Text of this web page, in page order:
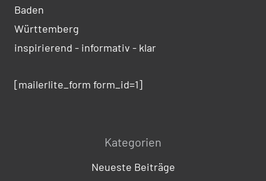
Baden
Württemberg
inspirierend - informativ - klar
[mailerlite_form form_id=1]
Kategorien
Neueste Beiträge